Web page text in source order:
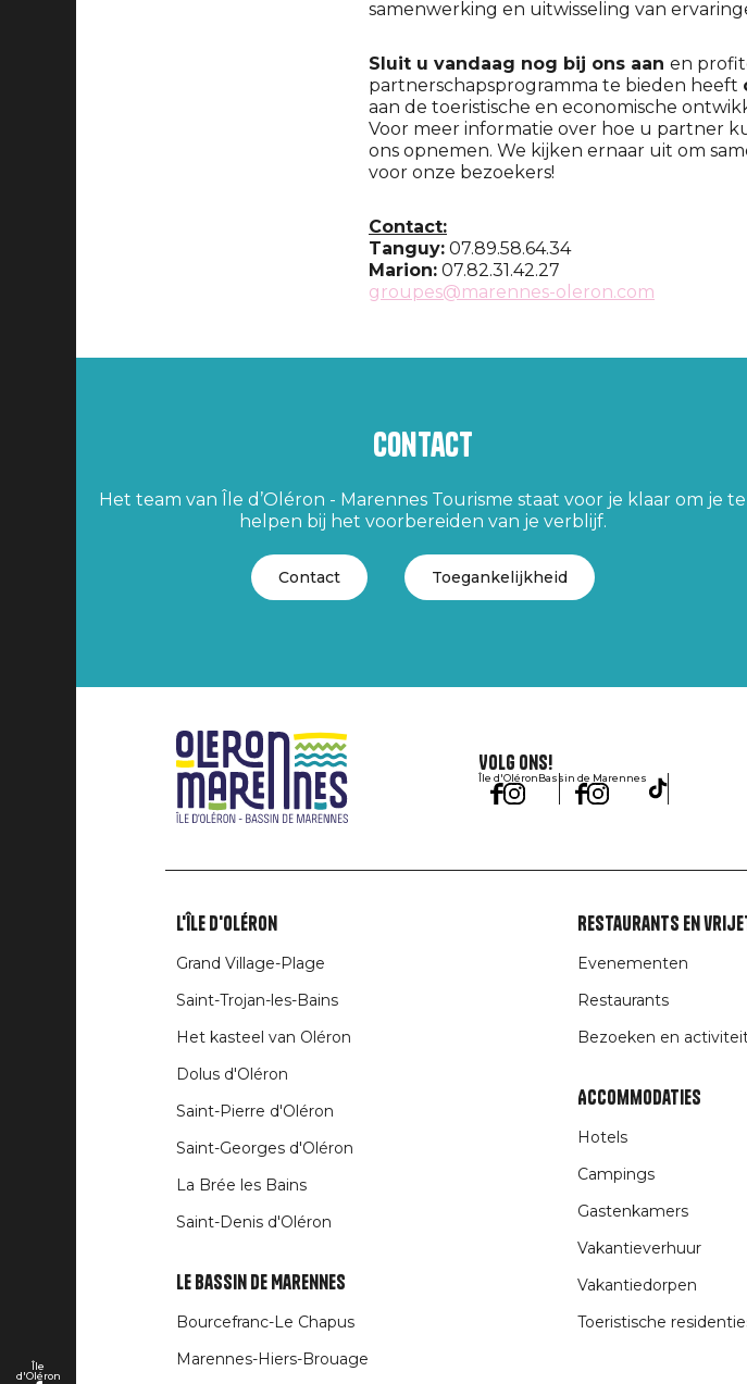
Île
d'Oléron
samenwerking en uitwisseling van
Sluit u vandaag nog bij ons aan en
partnerschapsprogramma te bieden heeft
aan de toeristische en economische
Voor meer informatie over hoe u partner
ons opnemen. We kijken ernaar uit om
voor onze bezoekers!
Contact:
Tanguy: 07.89.58.64.34
Marion: 07.82.31.42.27
groupes@marennes-oleron.com
Contact
Het team van Île d’Oléron - Marennes Tourisme staat voor je klaar om je te
helpen bij het voorbereiden van je verblijf.
Contact Toegankelijkheid
Volg ons!
Île d'OléronBassin de Marennes
Liens
rubriques
L'île d'Oléron
Grand Village-Plage
Saint-Trojan-les-Bains
Het kasteel van Oléron
Dolus d'Oléron
Saint-Pierre d'Oléron
Saint-Georges d'Oléron
La Brée les Bains
Saint-Denis d'Oléron
Le Bassin de Marennes
Bourcefranc-Le Chapus
Marennes-Hiers-Brouage
Restaurants en
Evenementen
Restaurants
Bezoeken en
Accommodaties
Hotels
Campings
Gastenkamers
Vakantieverhuur
Vakantiedorpen
Toeristische